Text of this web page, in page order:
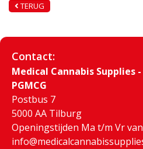
TERUG
Contact:
Medical Cannabis Supplies
PGMCG
Postbus 7
5000 AA Tilburg
Openingstijden Ma t/m Vr